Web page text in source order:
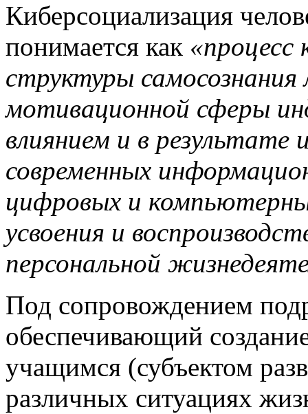
Киберсоциализация
понимается как «процесс
структуры
мотивационной сферы
влиянием и в результате
современных
цифровых и
усвоения и
персональной
Под сопровождением
обеспечивающий
учащимся (субъектом
различных ситуациях